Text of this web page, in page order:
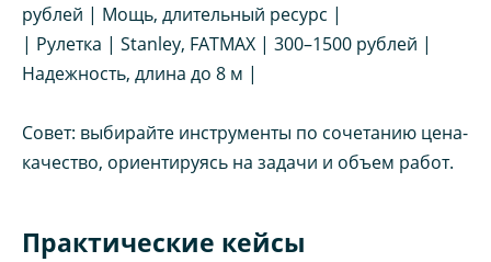
рублей | Мощь, длительный ресурс |
| Рулетка | Stanley, FATMAX | 300–1500 рублей |
Надежность, длина до 8 м |
Совет: выбирайте инструменты по сочетанию цена-
качество, ориентируясь на задачи и объем работ.
Практические кейсы